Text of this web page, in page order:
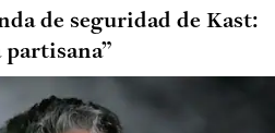
de seguridad de Kast:
partisana”